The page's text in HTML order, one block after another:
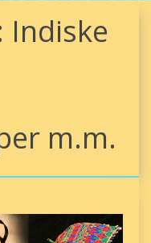
Indiske
m.m.